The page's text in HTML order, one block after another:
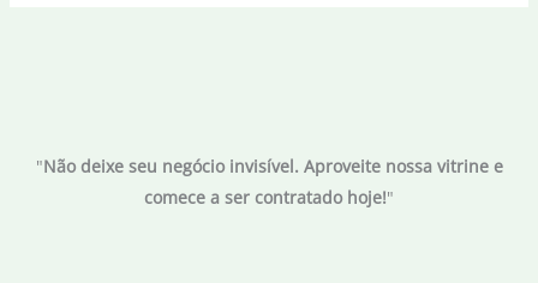
fecha
"Não deixe seu negócio invisível. Aproveite nossa vitrine e
comece a ser contratado hoje!"